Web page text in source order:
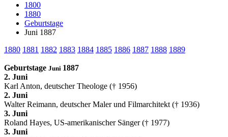
1800
1880
Geburtstage
Juni 1887
1880 1881 1882 1883 1884 1885 1886 1887 1888 1889
Geburtstage Juni 1887
2. Juni
Karl Anton, deutscher Theologe († 1956)
2. Juni
Walter Reimann, deutscher Maler und Filmarchitekt († 1936)
3. Juni
Roland Hayes, US-amerikanischer Sänger († 1977)
3. Juni